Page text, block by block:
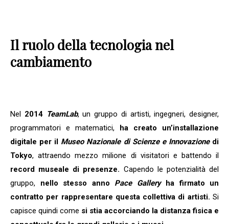
Il ruolo della tecnologia nel
cambiamento
Nel 2014 TeamLab, un gruppo di artisti, ingegneri, designer,
programmatori e matematici, ha creato un’installazione
digitale per il Museo Nazionale di Scienze e Innovazionedi
Tokyo, attraendo mezzo milione di visitatori e battendo il
record museale di presenze. Capendo le potenzialità del
gruppo, nello stesso anno Pace Galleryha firmato un
contratto per rappresentare questa collettiva di artisti. Si
capisce quindi come si stia accorciando la distanza fisica e